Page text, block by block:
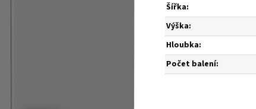
Šířka:
Výška:
Hloubka:
Počet balení: